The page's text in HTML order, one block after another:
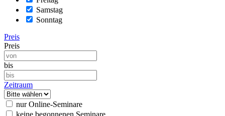
Samstag
Sonntag
Preis
Preis
bis
Zeitraum
nur Online-Seminare